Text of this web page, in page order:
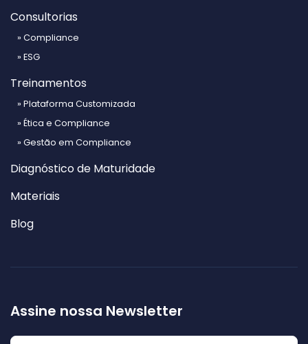
Consultorias
» Compliance
» ESG
Treinamentos
» Plataforma Customizada
» Ética e Compliance
» Gestão em Compliance
Diagnóstico de Maturidade
Materiais
Blog
Assine nossa Newsletter